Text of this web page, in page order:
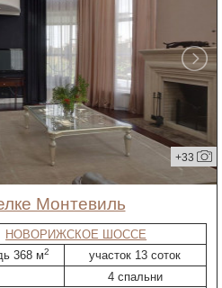
+33
Монтевиль
НОВОРИЖСКОЕ ШОССЕ
368 м2
участок 13 соток
4 спальни